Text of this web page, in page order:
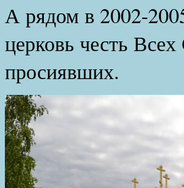
А рядом в 2002-
церковь честь
просиявших.